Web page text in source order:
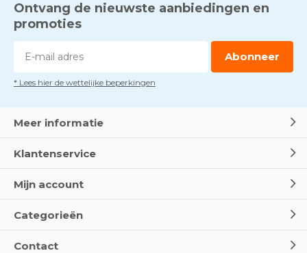
Ontvang de nieuwste aanbiedingen en
promoties
Abonneer
* Lees hier de wettelijke beperkingen
Meer informatie
Klantenservice
Mijn account
Categorieën
Contact